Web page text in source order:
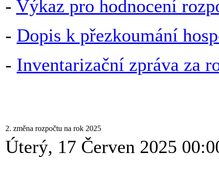
- Výkaz pro hodnocení
- Dopis k přezkoumání
- Inventarizační zpráva za
2. změna rozpočtu na rok 2025
Úterý, 17 Červen 2025